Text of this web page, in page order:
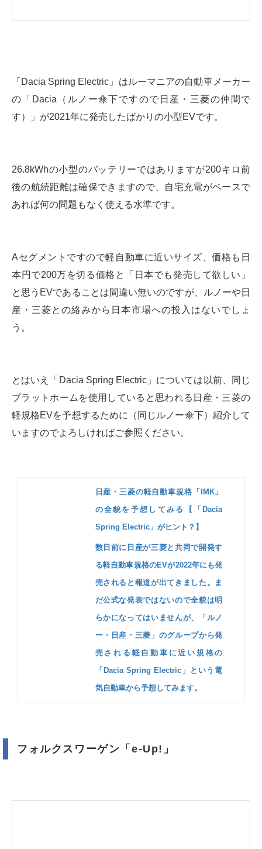
「Dacia Spring Electric」はルーマニアの自動車メーカー
の「Dacia（ルノー傘下ですので日産・三菱の仲間で
す）」が2021年に発売したばかりの小型EVです。
26.8kWhの小型のバッテリーではありますが200キロ前
後の航続距離は確保できますので、自宅充電がベースで
あれば何の問題もなく使える水準です。
Aセグメントですので軽自動車に近いサイズ、価格も日
本円で200万を切る価格と「日本でも発売して欲しい」
と思うEVであることは間違い無いのですが、ルノーや日
産・三菱との絡みから日本市場への投入はないでしょ
う。
とはいえ「Dacia Spring Electric」については以前、同じ
プラットホームを使用していると思われる日産・三菱の
軽規格EVを予想するために（同じルノー傘下）紹介して
いますのでよろしければご参照ください。
日産・三菱の軽自動車規格「IMK」
の全貌を予想してみる【「Dacia
Spring Electric」がヒント？】
数日前に日産が三菱と共同で開発す
る軽自動車規格のEVが2022年にも発
売されると報道が出てきました。ま
だ公式な発表ではないので全貌は明
らかになってはいませんが、「ルノ
ー・日産・三菱」のグループから発
売される軽自動車に近い規格の
「Dacia Spring Electric」という電
気自動車から予想してみます。
フォルクスワーゲン「e-Up!」